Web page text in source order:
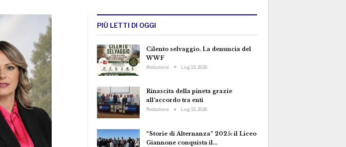
PIÙ LETTI DI OGGI
Cilento selvaggio. La denuncia del
WWF
Redazione Lug 13, 2026
Rinascita della pineta grazie
all’accordo tra enti
Redazione Lug 13, 2026
“Storie di Alternanza” 2025: il Liceo
Giannone conquista il…